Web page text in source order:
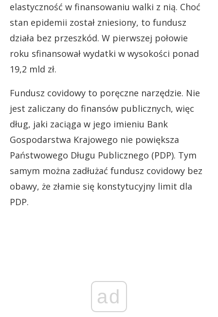
elastyczność w finansowaniu walki z nią. Choć
stan epidemii został zniesiony, to fundusz
działa bez przeszkód. W pierwszej połowie
roku sfinansował wydatki w wysokości ponad
19,2 mld zł.
Fundusz covidowy to poręczne narzędzie. Nie
jest zaliczany do finansów publicznych, więc
dług, jaki zaciąga w jego imieniu Bank
Gospodarstwa Krajowego nie powiększa
Państwowego Długu Publicznego (PDP). Tym
samym można zadłużać fundusz covidowy bez
obawy, że złamie się konstytucyjny limit dla
PDP.
ad